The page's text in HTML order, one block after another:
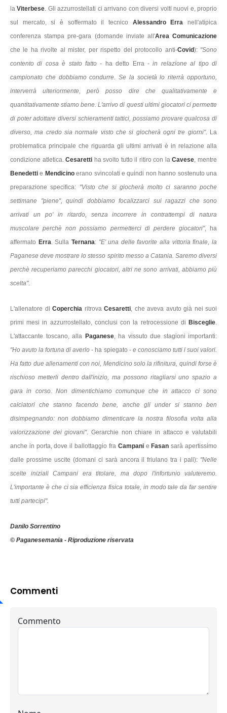
laViterbese. Gli azzurrostellati ci arrivano con diversi volti nuovi e, proprio
sul mercato, si è soffermato il tecnico Alessandro Erranell'atipica
conferenza stampa pre-gara (domande inviate all'Area Comunicazione
che le ha rivolte al mister, per rispetto del protocollo anti-Covid): "Sono
contento di cosa è stato fatto- ha detto Erra -in relazione al tipo di
campionato che dobbiamo condurre. Se la società lo riterrà opportuno,
interverrà ulteriormente, però posso dire che qualitativamente e
quantitativamente stiamo bene. L'arrivo di questi ultimi giocatori ci permette
di poter adottare diversi schieramenti tattici, possiamo provare qualcosa di
diverso, ma credo sia normale visto che si giocherà ogni tre giorni". La
problematica principale che riguarda gli ultimi arrivati è in relazione alla
condizione atletica.Cesaretti ha svolto tutto il ritiro con laCavese, mentre
Benedettie Mendicinoerano svincolati e quindi non hanno sostenuto una
preparazione specifica: "Visto che si giocherà molto ci saranno poche
settimane "piene", quindi dobbiamo focalizzarci sui ragazzi che sono
arrivati un po' in ritardo, senza incorrere in contrattempi di natura
muscolare perchè non possiamo permetterci di perdere giocatori", ha
affermato Erra. Sulla Ternana: "E' una delle favorite alla vittoria finale, la
Paganese deve mostrare lo stesso spirito messo a Catania. Saremo diversi
perchè recuperiamo parecchi giocatori, altri ne sono arrivati, abbiamo più
scelta".
L'allenatore di Coperchia ritrova Cesaretti, che aveva avuto già nei suoi
primi mesi in azzurrostellato, conclusi con la retrocessione di Bisceglie.
L'attaccante toscano, alla Paganese, ha vissuto due stagioni importanti:
"Ho avuto la fortuna di averlo - ha spiegato - e conosciamo tutti i suoi valori.
Ha fatto due allenamenti con noi, Mendicino solo la rifinitura, quindi forse è
rischioso metterli dentro dall'inizio, ma possono ritagliarsi uno spazio a
gara in corso. Non dimentichiamo comunque che in attacco ci sono
calciatori che stanno facendo bene, anche gli under si stanno ben
disimpegnando: non dobbiamo dimenticare la nostra filosofia volta alla
valorizzazione dei giovani". Gerarchie non chiare in attacco e valutabili
anche in porta, dove il ballottaggio fra Campani e Fasansarà apertissimo
dalle prossime uscite (domani ci sarà ancora il friulano tra i pali): "Nelle
scelte iniziali Campani era titolare, ma dopo l'infortunio valuteremo.
L'importante è che ci sia efficienza fisica totale, in modo tale da far sentire
tutti partecipi".
Danilo Sorrentino
© Paganesemania - Riproduzione riservata
Commenti